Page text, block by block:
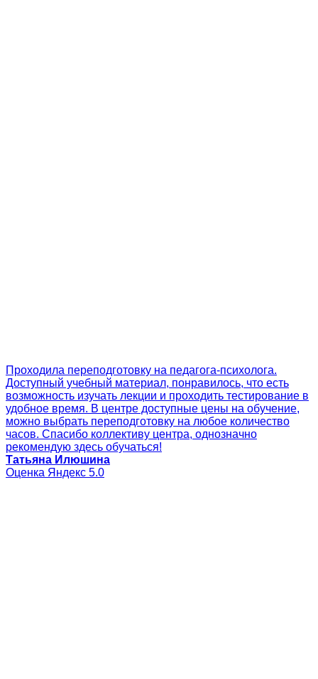
Проходила переподготовку на педагога-психолога.
Доступный учебный материал, понравилось, что есть
возможность изучать лекции и проходить тестирование в
удобное время. В центре доступные цены на обучение,
можно выбрать переподготовку на любое количество
часов. Спасибо коллективу центра, однозначно
рекомендую здесь обучаться!
Татьяна Илюшина
Оценка Яндекс 5.0